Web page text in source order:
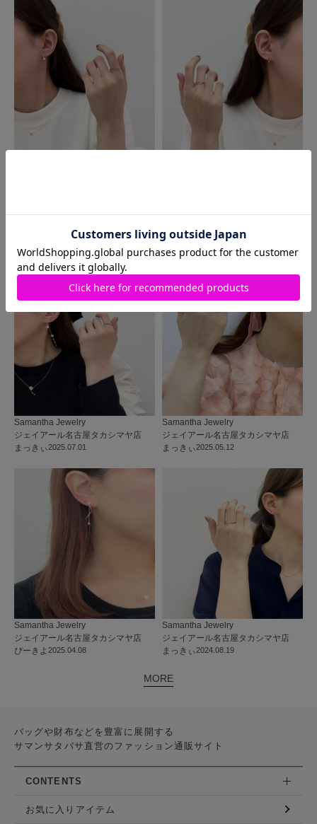
同じ商品を使った コーディネート
2025.07.01
Samantha Jewelry
ジェイアール名古屋タカシマヤ店
まっきぃ
2025.05.12
Samantha Jewelry
ジェイアール名古屋タカシマヤ店
まっきぃ
2025.04.08
Samantha Jewelry
ジェイアール名古屋タカシマヤ店
ぴーきよ
2024.08.19
Samantha Jewelry
ジェイアール名古屋タカシマヤ店
まっきぃ
MORE
バッグや財布などを豊富に展開する
サマンサタバサ直営のファッション通販サイト
CONTENTS
お気に入りアイテム